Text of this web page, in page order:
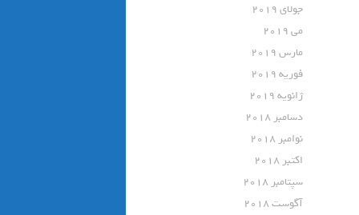
جولای 2019
می 2019
مارس 2019
فوریه 2019
ژانویه 2019
دسامبر 2018
نوامبر 2018
اکتبر 2018
سپتامبر 2018
آگوست 2018